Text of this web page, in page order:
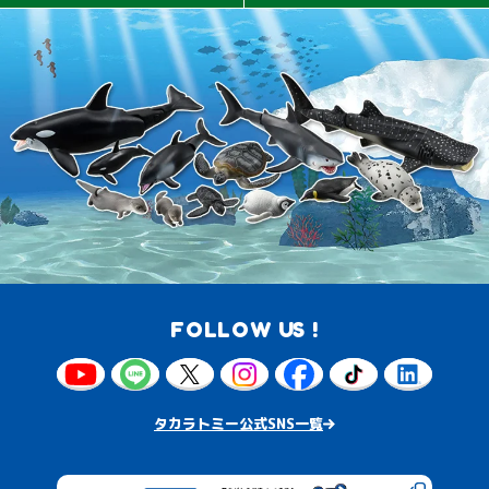
FOLLOW US !
タカラトミー公式SNS一覧